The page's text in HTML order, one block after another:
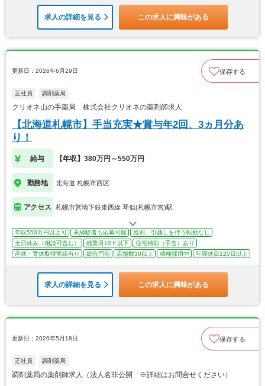
求人の詳細を見る この求人に興味がある
更新日：2026年6月29日 保存する
正社員 調剤薬局
クリオネ山の手薬局 株式会社クリオネの薬剤師求人
【北海道札幌市】手当充実★賞与年2回、3ヵ月分あ
り！
給与 【年収】380万円～550万円
勤務地 北海道 札幌市西区
アクセス 札幌市営地下鉄東西線 琴似(札幌市営)駅
年収550万円以上可 未経験者も応募可能
原則、引越しを伴う転勤なし
土日休み（相談可含む）
残業月10ｈ以下
住宅補助（手当）あり
産休・育休取得実績有り
総合門前 店舗数30以上 積極採用中 年間休日120日以上
求人の詳細を見る この求人に興味がある
更新日：2026年5月18日 保存する
正社員 調剤薬局
調剤薬局の薬剤師求人（法人名非公開 ※詳細はお問合せください）